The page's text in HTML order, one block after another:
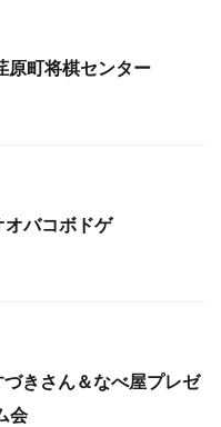
町将棋センター
バコボドゲ
きさん＆なべ屋プレゼ
会